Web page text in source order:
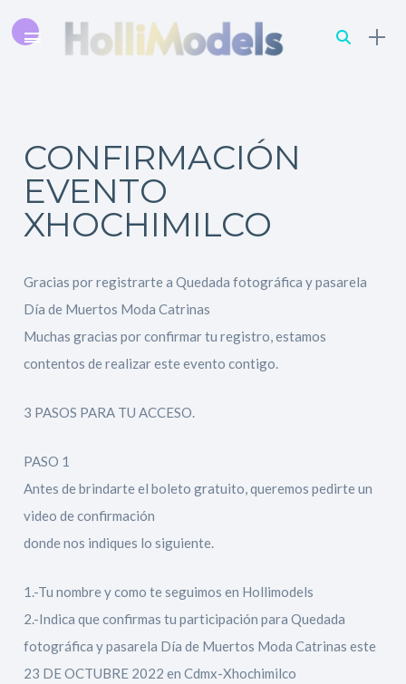
CONFIRMACIÓN
EVENTO
XHOCHIMILCO
Gracias por registrarte a Quedada fotográfica y pasarela
Día de Muertos Moda Catrinas
Muchas gracias por confirmar tu registro, estamos
contentos de realizar este evento contigo.
3 PASOS PARA TU ACCESO.
PASO 1
Antes de brindarte el boleto gratuito, queremos pedirte un
video de confirmación
donde nos indiques lo siguiente.
1.-Tu nombre y como te seguimos en Hollimodels
2.-Indica que confirmas tu participación para Quedada
fotográfica y pasarela Día de Muertos Moda Catrinas este
23 DE OCTUBRE 2022 en Cdmx-Xhochimilco